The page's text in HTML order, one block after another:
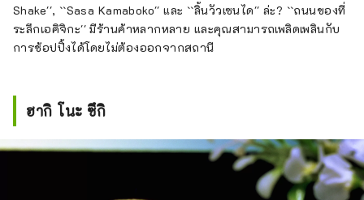
Shake'', ``Sasa Kamaboko'' และ ``ลิ้นวัวเซนได'' ล่ะ? ``ถนนของที่
ระลึกเอคิจิกะ'' มีร้านค้าหลากหลาย และคุณสามารถเพลิดเพลินกับ
การช้อปปิ้งได้โดยไม่ต้องออกจากสถานี
ฮากิ โนะ ซึกิ